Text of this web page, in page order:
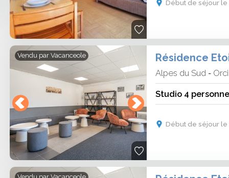
Début de séjour le
Vendu parVacanceole Résidence
Alpes du Sud -
Studio 4
Début de séjour le